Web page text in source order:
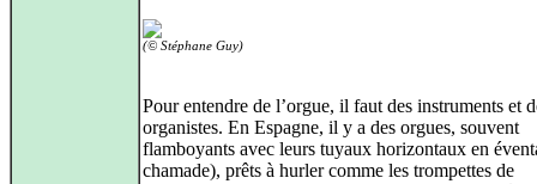
(© Stéphane Guy)
Pour entendre de l’orgue, il faut des instruments et
organistes. En Espagne, il y a des orgues, souvent
flamboyants avec leurs tuyaux horizontaux en
chamade), prêts à hurler comme les trompettes de